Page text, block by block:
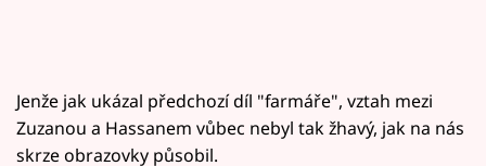
Jenže jak ukázal předchozí díl "farmáře", vztah mezi
Zuzanou a Hassanem vůbec nebyl tak žhavý, jak na nás
skrze obrazovky působil.